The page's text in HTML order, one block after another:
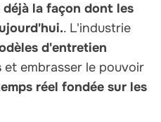
la façon dont les
. L'industrie
d'entretien
et embrasser le pouvoir
réel fondée sur les